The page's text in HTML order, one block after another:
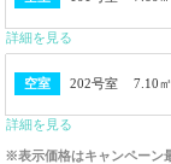
詳細を見る
空室 202号室 7.10㎡
詳細を見る
※表示価格はキャンペーン